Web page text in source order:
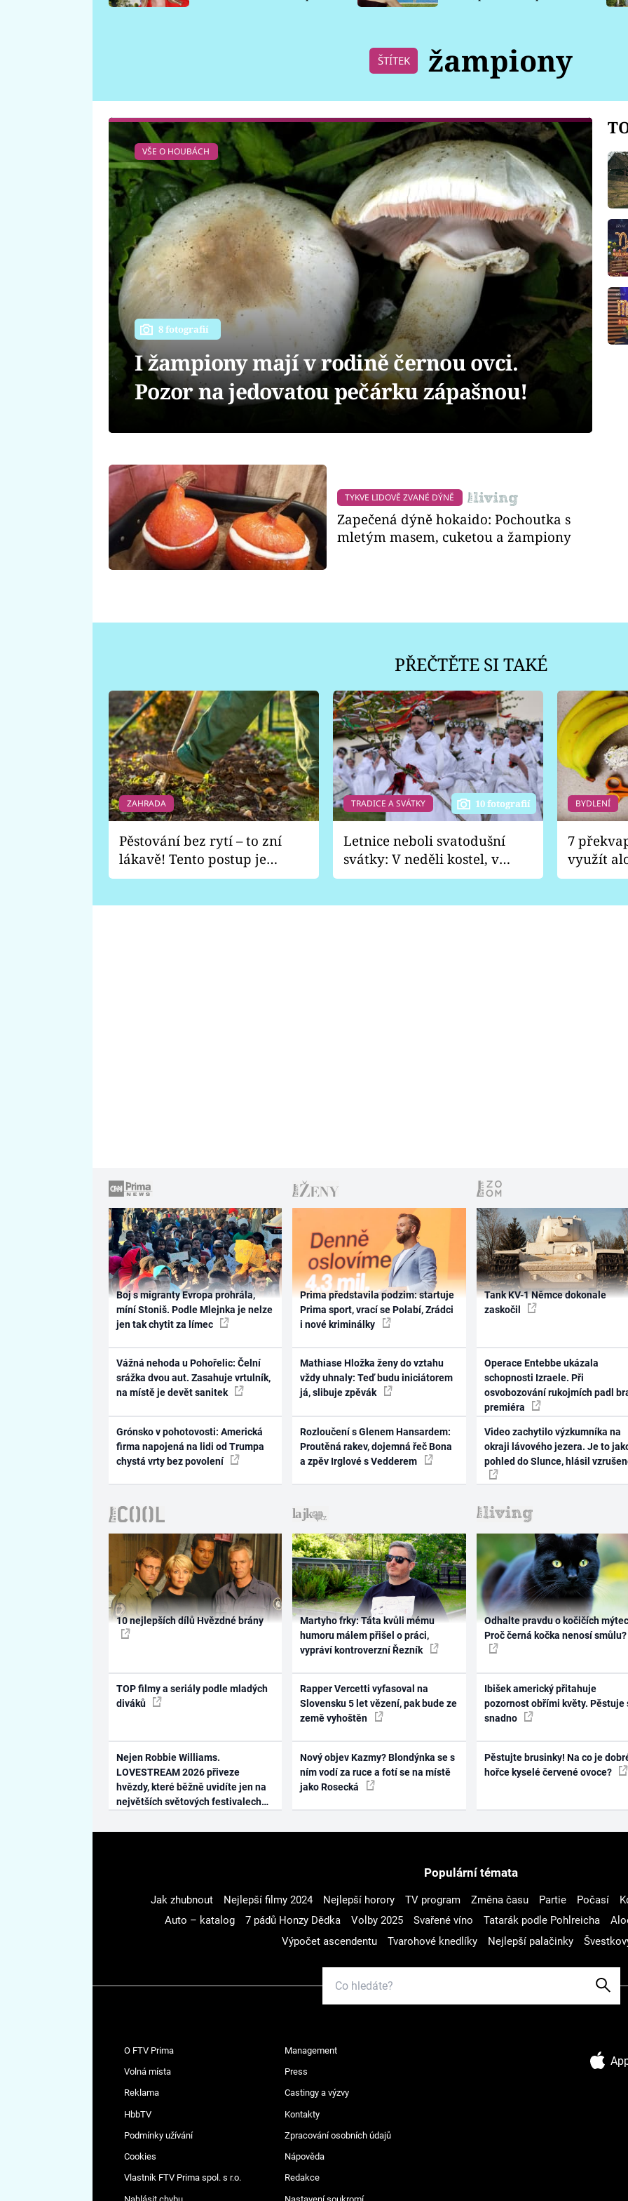
ŠTÍTEK žampiony
VŠE O HOUBÁCH
8 fotografií
I žampiony mají v rodině černou ovci.
Pozor na jedovatou pečárku zápašnou!
TYKVE LIDOVĚ ZVANÉ DÝNĚ
Zapečená dýně hokaido: Pochoutka s
mletým masem, cuketou a žampiony
PŘEČTĚTE SI TAKÉ
ZAHRADA
Pěstování bez rytí – to zní
lákavě! Tento postup je
vhodný jen pro některé
TRADICE A SVÁTKY 10 fotografií
Letnice neboli svatodušní
svátky: V neděli kostel, v
pondělí zábava
BYDLENÍ
7
využít
Boj s migranty Evropa prohrála,
míní Stoniš. Podle Mlejnka je nelze
jen tak chytit za límec
Vážná nehoda u Pohořelic: Čelní
srážka dvou aut. Zasahuje vrtulník,
na místě je devět sanitek
Grónsko v pohotovosti: Americká
firma napojená na lidi od Trumpa
chystá vrty bez povolení
Prima představila podzim: startuje
Prima sport, vrací se Polabí, Zrádci
i nové kriminálky
Mathiase Hložka ženy do vztahu
vždy uhnaly: Teď budu iniciátorem
já, slibuje zpěvák
Rozloučení s Glenem Hansardem:
Proutěná rakev, dojemná řeč Bona
a zpěv Irglové s Vedderem
Tank KV-1 Němce dokonale
zaskočil
Operace Entebbe ukázala
schopnosti Izraele. Při
osvobozování rukojmích padl
premiéra
Video zachytilo výzkumníka na
okraji lávového jezera. Je to
pohled do Slunce, hlásil
10 nejlepších dílů Hvězdné brány
TOP filmy a seriály podle mladých
diváků
Nejen Robbie Williams.
LOVESTREAM 2026 přiveze
hvězdy, které běžně uvidíte jen na
největších světových festivalech
Martyho frky: Táta kvůli mému
humoru málem přišel o práci,
vypráví kontroverzní Řezník
Rapper Vercetti vyfasoval na
Slovensku 5 let vězení, pak bude ze
země vyhoštěn
Nový objev Kazmy? Blondýnka se s
ním vodí za ruce a fotí se na místě
jako Rosecká
Odhalte pravdu o kočičích
Proč černá kočka nenosí smůlu?
Ibišek americký přitahuje
pozornost obřími květy. Pěstuje
snadno
Pěstujte brusinky! Na co je
hořce kyselé červené ovoce?
Populární témata
Jak zhubnout Nejlepší filmy 2024 Nejlepší horory TV program Změna času Partie Počasí
Auto – katalog
7 pádů Honzy Dědka Volby 2025 Svařené víno Tatarák podle Pohlreicha
Výpočet ascendentu
Tvarohové knedlíky Nejlepší palačinky
O FTV Prima Management
Volná místa Press
Reklama Castingy a výzvy
HbbTV Kontakty
Podmínky užívání Zpracování osobních údajů
Cookies Nápověda
Vlastník FTV Prima spol. s r.o. Redakce